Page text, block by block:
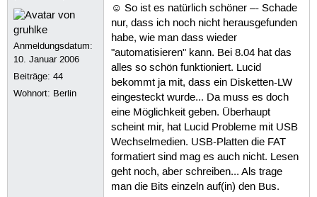
TITLE="Diskettenlaufwerk"
WAIT="Lese Diskette. Einen
MOUNT="Diskette eingebunden"
UNMOUNT="Diskette kann entfernt
ERROR="keine Diskette im Laufwerk
# angezeigtes Logo/Icon
LOGO=/usr/share/icons/gnome/
# Abfrage Status Diskette geladen
floppy_mount="`mount -l | egrep  -
# deaktiviert WLAN
if [ "$floppy_mount" = "/dev/
  pumount /media/$mountpoint
Anmeldungsdatum:
10. Januar 2006
Beiträge:44
Wohnort: Berlin
☺ So ist es natürlich schöner –- Schade
nur, dass ich noch nicht herausgefunden
habe, wie man dass wieder
"automatisieren" kann. Bei 8.04 hat das
alles so schön funktioniert. Lucid
bekommt ja mit, dass ein Disketten-LW
eingesteckt wurde... Da muss es doch
eine Möglichkeit geben. Überhaupt
scheint mir, hat Lucid Probleme mit USB
Wechselmedien. USB-Platten die FAT
formatiert sind mag es auch nicht. Lesen
geht noch, aber schreiben... Als trage
man die Bits einzeln auf(in) den Bus.